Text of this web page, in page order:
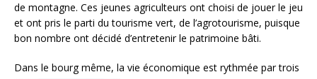
de montagne. Ces jeunes agriculteurs ont choisi de jouer le jeu
et ont pris le parti du tourisme vert, de l’agrotourisme, puisque
bon nombre ont décidé d’entretenir le patrimoine bâti.
Dans le bourg même, la vie économique est rythmée par trois